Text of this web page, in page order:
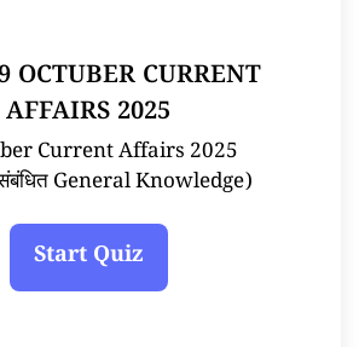
OCTUBER CURRENT
AFFAIRS 2025
Current Affairs 2025
संबंधित General Knowledge)